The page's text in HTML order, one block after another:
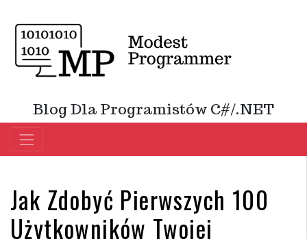
Blog Dla Programistów C#/.NET
Jak Zdobyć Pierwszych 100
Użytkowników Twojej